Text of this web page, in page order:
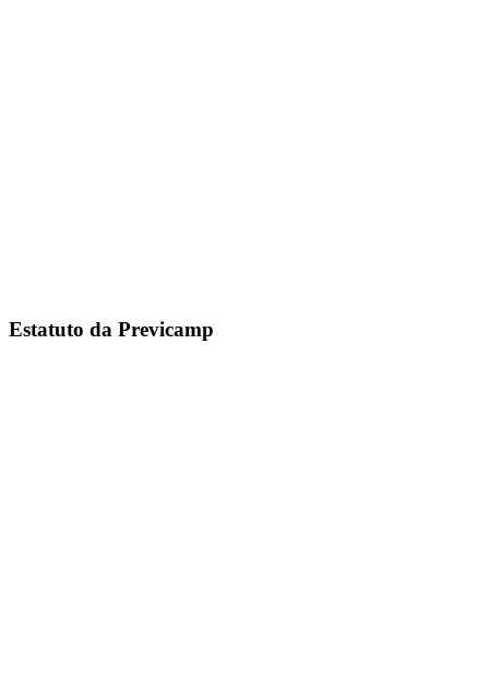
Estatuto da Previcamp